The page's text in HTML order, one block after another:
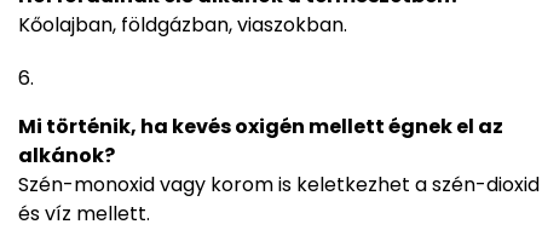
Kőolajban, földgázban, viaszokban.
Mi történik, ha kevés oxigén mellett égnek el az
alkánok?
Szén-monoxid vagy korom is keletkezhet a szén-dioxid
és víz mellett.